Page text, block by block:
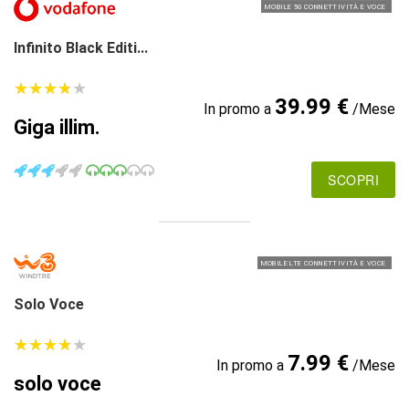
MOBILE 5G CONNETTIVITÀ E VOCE
Infinito Black Editi...
★★★★★
★★★★★
Giga illim.
In promo a 39.99 €/Mese
SCOPRI
MOBILE LTE CONNETTIVITÀ E VOCE
Solo Voce
★★★★★
★★★★★
solo voce
In promo a 7.99 €/Mese